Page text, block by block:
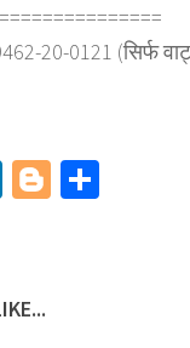
20-0121 (सिर्फ
LinkedIn
Blogger